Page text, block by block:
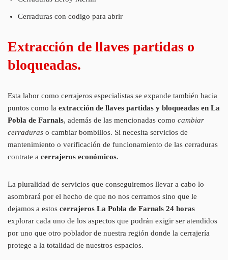
Cerraduras con codigo para abrir
Extracción de llaves partidas o
bloqueadas.
Esta labor como cerrajeros especialistas se expande también hacia
puntos como la extracción de llaves partidas y bloqueadas en La
Pobla de Farnals, además de las mencionadas como cambiar
cerraduras o cambiar bombillos. Si necesita servicios de
mantenimiento o verificación de funcionamiento de las cerraduras
contrate a cerrajeros económicos.
La pluralidad de servicios que conseguiremos llevar a cabo lo
asombrará por el hecho de que no nos cerramos sino que le
dejamos a estos cerrajeros La Pobla de Farnals 24 horas
explorar cada uno de los aspectos que podrán exigir ser atendidos
por uno que otro poblador de nuestra región donde la cerrajería
protege a la totalidad de nuestros espacios.